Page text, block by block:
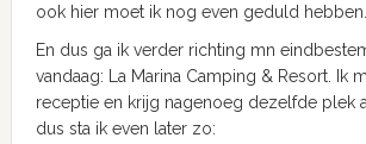
ook hier moet ik nog even geduld hebben.
En dus ga ik verder richting mn
vandaag: La Marina Camping & Resort. Ik
receptie en krijg nagenoeg dezelfde plek
dus sta ik even later zo: